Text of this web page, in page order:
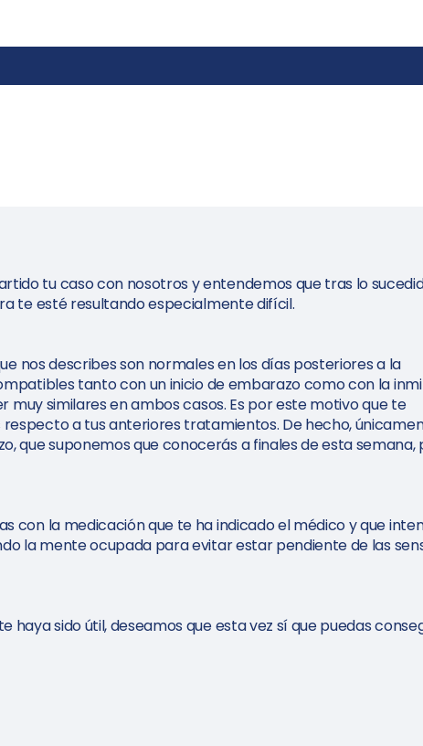
tu caso con nosotros y entendemos que tras lo
te esté resultando especialmente difícil.
nos describes son normales en los días posteriores a la
tanto con un inicio de embarazo como con la
muy similares en ambos casos. Es por este motivo que te
a tus anteriores tratamientos. De hecho,
que suponemos que conocerás a finales de esta semana,
con la medicación que te ha indicado el médico y que
la mente ocupada para evitar estar pendiente de las
haya sido útil, deseamos que esta vez sí que puedas